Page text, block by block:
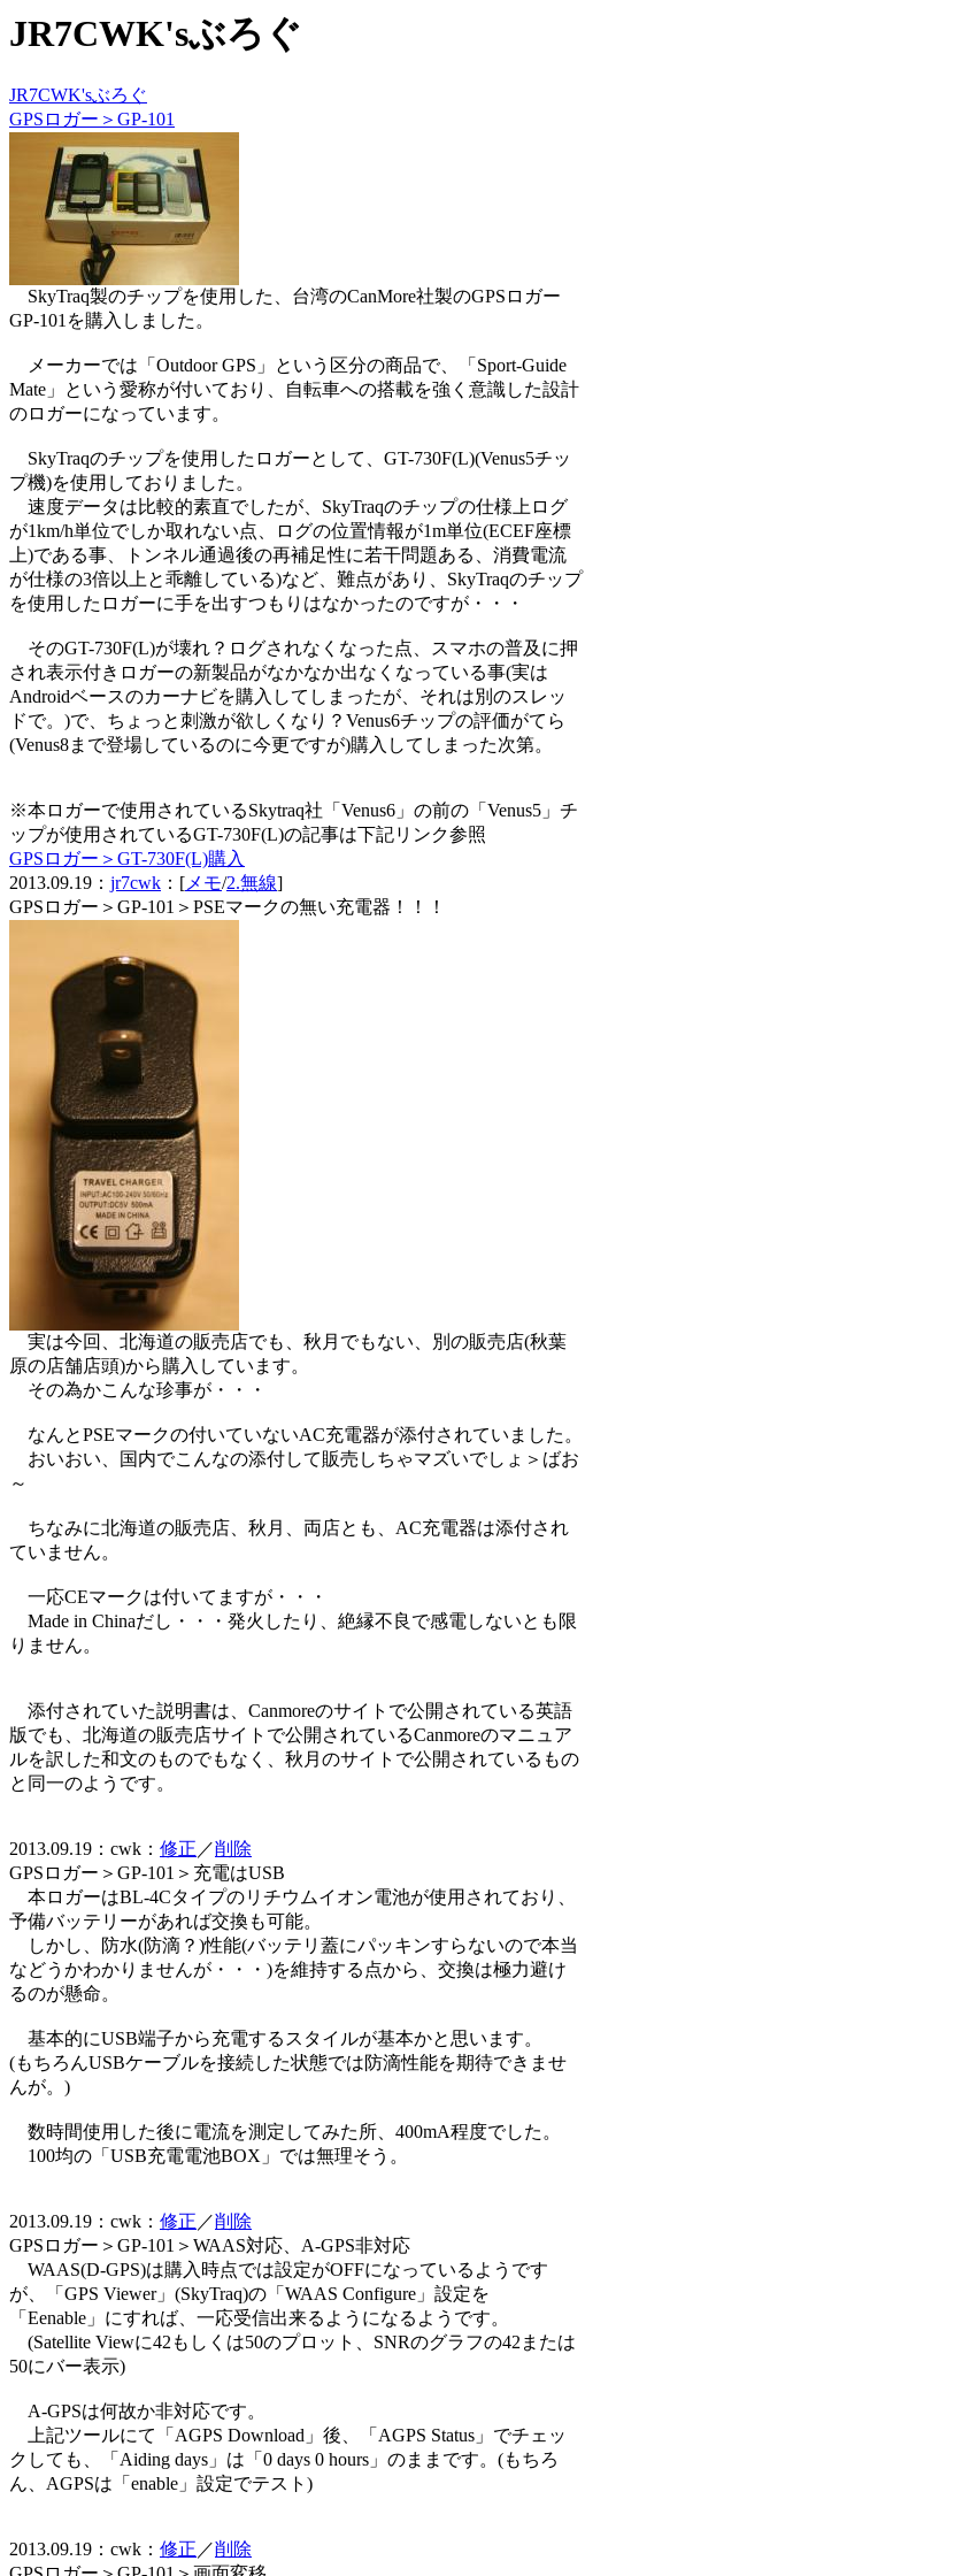
JR7CWK'sぶろぐ
JR7CWK'sぶろぐ
GPSロガー＞GP-101
SkyTraq製のチップを使用した、台湾のCanMore社製のGPSロガー
GP-101を購入しました。
メーカーでは「Outdoor GPS」という区分の商品で、「Sport-Guide
Mate」という愛称が付いており、自転車への搭載を強く意識した設計
のロガーになっています。
SkyTraqのチップを使用したロガーとして、GT-730F(L)(Venus5チッ
プ機)を使用しておりました。
速度データは比較的素直でしたが、SkyTraqのチップの仕様上ログ
が1km/h単位でしか取れない点、ログの位置情報が1m単位(ECEF座標
上)である事、トンネル通過後の再補足性に若干問題ある、消費電流
が仕様の3倍以上と乖離している)など、難点があり、SkyTraqのチップ
を使用したロガーに手を出すつもりはなかったのですが・・・
そのGT-730F(L)が壊れ？ログされなくなった点、スマホの普及に押
され表示付きロガーの新製品がなかなか出なくなっている事(実は
Androidベースのカーナビを購入してしまったが、それは別のスレッ
ドで。)で、ちょっと刺激が欲しくなり？Venus6チップの評価がてら
(Venus8まで登場しているのに今更ですが)購入してしまった次第。
※本ロガーで使用されているSkytraq社「Venus6」の前の「Venus5」チ
ップが使用されているGT-730F(L)の記事は下記リンク参照
GPSロガー＞GT-730F(L)購入
2013.09.19： jr7cwk ：[メモ/2.無線]
GPSロガー＞GP-101＞PSEマークの無い充電器！！！
実は今回、北海道の販売店でも、秋月でもない、別の販売店(秋葉
原の店舗店頭)から購入しています。
その為かこんな珍事が・・・
なんとPSEマークの付いていないAC充電器が添付されていました。
おいおい、国内でこんなの添付して販売しちゃマズいでしょ＞ばお
～
ちなみに北海道の販売店、秋月、両店とも、AC充電器は添付され
ていません。
一応CEマークは付いてますが・・・
Made in Chinaだし・・・発火したり、絶縁不良で感電しないとも限
りません。
添付されていた説明書は、Canmoreのサイトで公開されている英語
版でも、北海道の販売店サイトで公開されているCanmoreのマニュア
ルを訳した和文のものでもなく、秋月のサイトで公開されているもの
と同一のようです。
2013.09.19：cwk： 修正 ／削除
GPSロガー＞GP-101＞充電はUSB
本ロガーはBL-4Cタイプのリチウムイオン電池が使用されており、
予備バッテリーがあれば交換も可能。
しかし、防水(防滴？)性能(バッテリ蓋にパッキンすらないので本当
などうかわかりませんが・・・)を維持する点から、交換は極力避け
るのが懸命。
基本的にUSB端子から充電するスタイルが基本かと思います。
(もちろんUSBケーブルを接続した状態では防滴性能を期待できませ
んが。)
数時間使用した後に電流を測定してみた所、400mA程度でした。
100均の「USB充電電池BOX」では無理そう。
2013.09.19：cwk： 修正 ／削除
GPSロガー＞GP-101＞WAAS対応、A-GPS非対応
WAAS(D-GPS)は購入時点では設定がOFFになっているようです
が、「GPS Viewer」(SkyTraq)の「WAAS Configure」設定を
「Eenable」にすれば、一応受信出来るようになるようです。
(Satellite Viewに42もしくは50のプロット、SNRのグラフの42または
50にバー表示)
A-GPSは何故か非対応です。
上記ツールにて「AGPS Download」後、「AGPS Status」でチェッ
クしても、「Aiding days」は「0 days 0 hours」のままです。(もちろ
ん、AGPSは「enable」設定でテスト)
2013.09.19：cwk： 修正 ／削除